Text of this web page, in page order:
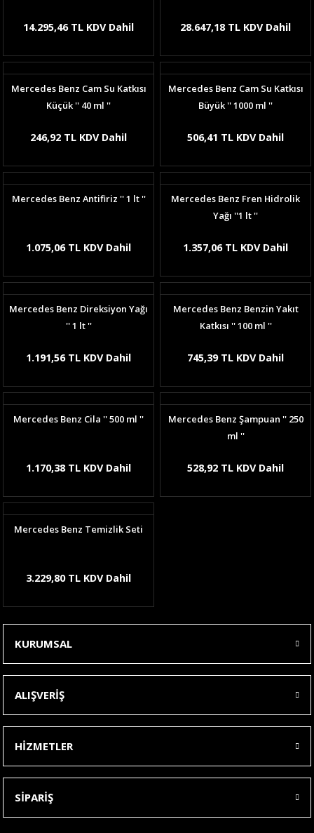
14.295,46 TL KDV Dahil 28.647,18 TL KDV Dahil
Mercedes Benz Cam Su Katkısı
Küçük '' 40 ml ''
246,92 TL KDV Dahil
Mercedes Benz Cam Su Katkısı
Büyük '' 1000 ml ''
506,41 TL KDV Dahil
Mercedes Benz Antifiriz '' 1 lt ''
1.075,06 TL KDV Dahil
Mercedes Benz Fren Hidrolik
Yağı ''1 lt ''
1.357,06 TL KDV Dahil
Mercedes Benz Direksiyon Yağı
'' 1 lt ''
1.191,56 TL KDV Dahil
Mercedes Benz Benzin Yakıt
Katkısı '' 100 ml ''
745,39 TL KDV Dahil
Mercedes Benz Cila '' 500 ml ''
1.170,38 TL KDV Dahil
Mercedes Benz Şampuan '' 250
ml ''
528,92 TL KDV Dahil
Mercedes Benz Temizlik Seti
3.229,80 TL KDV Dahil
KURUMSAL
ALIŞVERİŞ
HİZMETLER
SİPARİŞ